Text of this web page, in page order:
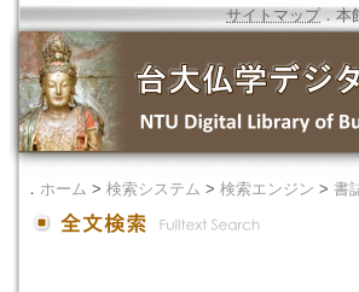
サイトマップ．本
． ホーム > 検索システム > 検索エンジン > 書